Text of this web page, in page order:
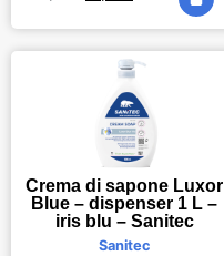
Crema di sapone Luxor
Blue – dispenser 1 L –
iris blu – Sanitec
Sanitec